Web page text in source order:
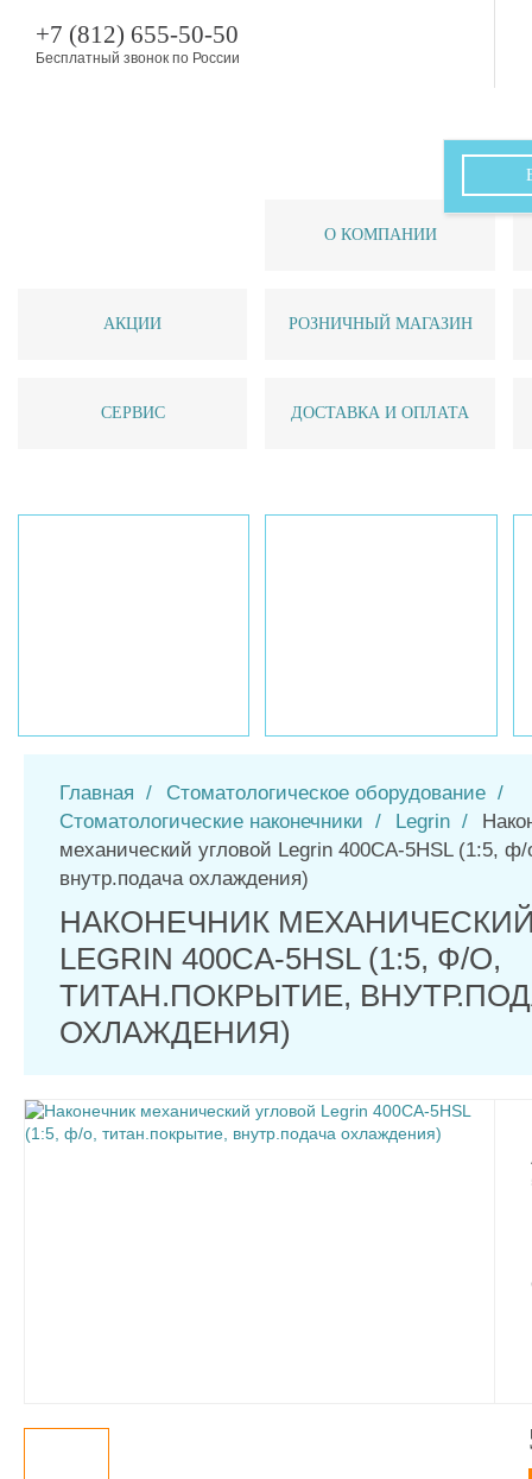
+7 (812) 655-50-50
Бесплатный звонок по России
О КОМПАНИИ
АКЦИИ РОЗНИЧНЫЙ МАГАЗИН
СЕРВИС ДОСТАВКА И ОПЛАТА
Главная / Стоматологическое оборудование /
Стоматологические наконечники / Legrin /
механический угловой Legrin 400CA-5HSL (1:5,
внутр.подача охлаждения)
НАКОНЕЧНИК
LEGRIN 400CA-5HSL (1:5, Ф/О,
ТИТАН.ПОКРЫТИЕ,
ОХЛАЖДЕНИЯ)